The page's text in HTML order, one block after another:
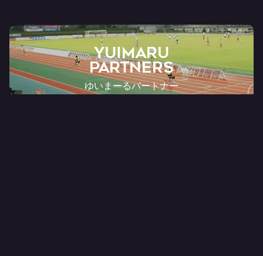
YUIMARU
Partners
ゆいまーるパートナー